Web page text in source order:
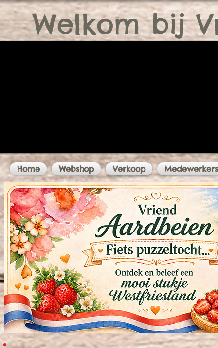
Welkom bij
Home Webshop Verkoop Medewerkers